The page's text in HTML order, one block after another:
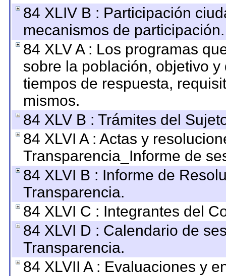
84 XLIV B : Participación
mecanismos de participación.
84 XLV A : Los programas
sobre la población, objetivo
tiempos de respuesta,
mismos.
84 XLV B : Trámites del
84 XLVI A : Actas y
Transparencia_Informe de
84 XLVI B : Informe de
Transparencia.
84 XLVI C : Integrantes del
84 XLVI D : Calendario de
Transparencia.
84 XLVII A : Evaluaciones y